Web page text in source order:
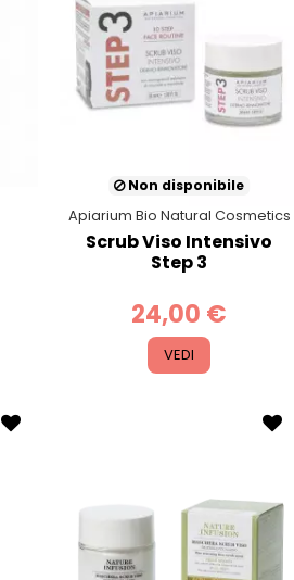
Non disponibile
Apiarium Bio Natural Cosmetics
Scrub Viso Intensivo
Step 3
24,00 €
VEDI